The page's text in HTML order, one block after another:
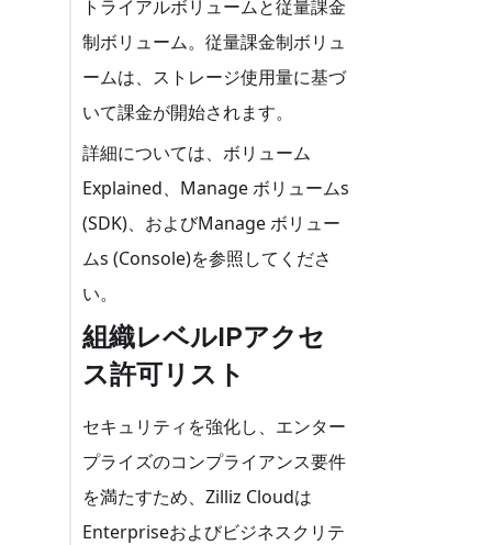
トライアルボリュームと従量課金
制ボリューム。従量課金制ボリュ
ームは、ストレージ使用量に基づ
いて課金が開始されます。
詳細については、ボリューム
Explained、Manage ボリュームs
(SDK)、およびManage ボリュー
ムs (Console)を参照してくださ
い。
組織レベルIPアクセ
ス許可リスト
セキュリティを強化し、エンター
プライズのコンプライアンス要件
を満たすため、Zilliz Cloudは
Enterpriseおよびビジネスクリテ